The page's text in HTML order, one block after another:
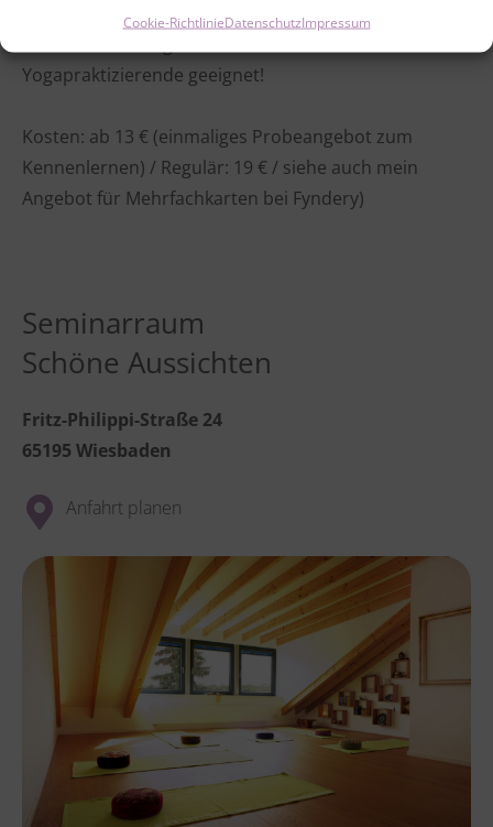
Cookie-RichtlinieDatenschutzImpressum
regenerierende Aus- & Auftankzeit! Die Stunde ist
Yogapraktizierende geeignet!
Kosten: ab 13 € (einmaliges Probeangebot zum
Kennenlernen) / Regulär: 19 € / siehe auch mein
Angebot für Mehrfachkarten bei Fyndery)
Seminarraum
Schöne Aussichten
Fritz-Philippi-Straße 24
65195 Wiesbaden
Anfahrt planen